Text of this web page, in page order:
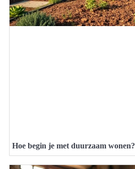
Hoe begin je met duurzaam wonen?